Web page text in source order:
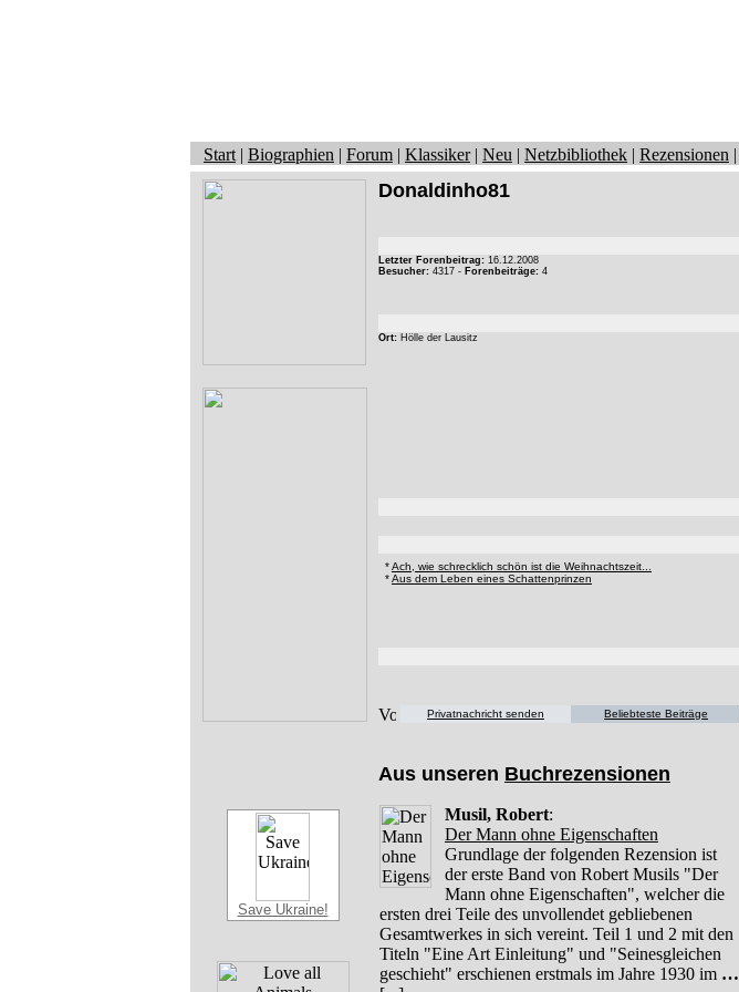
Start | Biographien | Forum | Klassiker| Neu | Netzbibliothek | Rezensionen |
Save Ukraine!
Donaldinho81
Letzter Forenbeitrag: 16.12.2008
Besucher: 4317 - Forenbeiträge: 4
Ort: Hölle der Lausitz
*Ach, wie schrecklich schön ist die Weihnachtszeit...
*Aus dem Leben eines Schattenprinzen
Privatnachricht senden Beliebteste Beiträge
Aus unseren Buchrezensionen
Musil, Robert:
Der Mann ohne Eigenschaften
Grundlage der folgenden Rezension ist
der erste Band von Robert Musils "Der
Mann ohne Eigenschaften", welcher die
ersten drei Teile des unvollendet gebliebenen
Gesamtwerkes in sich vereint. Teil 1 und 2 mit den
Titeln "Eine Art Einleitung" und "Seinesgleichen
geschieht" erschienen erstmals im Jahre 1930 im …